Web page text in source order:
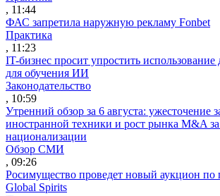
, 11:44
ФАС запретила наружную рекламу Fonbet
Практика
, 11:23
IT-бизнес просит упростить
для обучения ИИ
Законодательство
, 10:59
Утренний обзор за 6 августа: ужесточение
иностранной техники и рост рынка M&A за
национализации
Обзор СМИ
, 09:26
Росимущество проведет новый аукцион по
Global Spirits